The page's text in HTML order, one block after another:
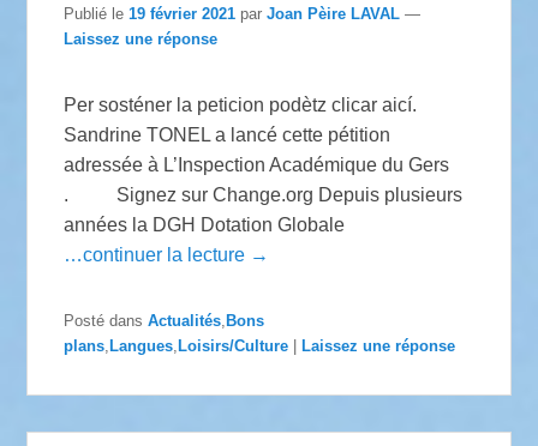
Publié le19 février 2021 parJoan Pèire LAVAL —
Laissez une réponse
Per sosténer la peticion podètz clicar aicí.
Sandrine TONEL a lancé cette pétition
adressée à L’Inspection Académique du Gers
. Signez sur Change.org Depuis plusieurs
années la DGH Dotation Globale
…continuer la lecture →
Posté dans Actualités Bons
plans Langues Loisirs/Culture Laissez une réponse